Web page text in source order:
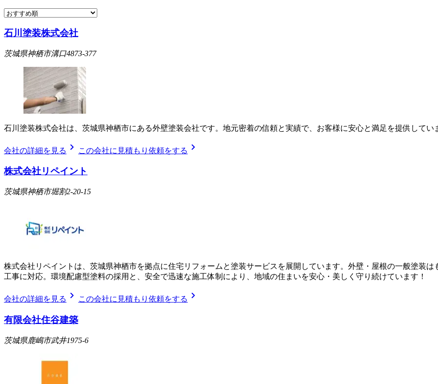
石川塗装株式会社
茨城県神栖市溝口4873-377
石川塗装株式会社は、茨城県神栖市にある外壁塗装会社です。地元密着の信頼と実績で、お客様に安心と満足を提供してい
会社の詳細を見る chevron_right この会社に見積もり依頼をする chevron_right
株式会社リペイント
茨城県神栖市堀割2-20-15
株式会社リペイントは、茨城県神栖市を拠点に住宅リフォームと塗装サービスを展開しています。外壁・屋根の一般塗装
工事に対応。環境配慮型塗料の採用と、安全で迅速な施工体制により、地域の住まいを安心・美しく守り続けています！
会社の詳細を見る chevron_right この会社に見積もり依頼をする chevron_right
有限会社住谷建築
茨城県鹿嶋市武井1975-6